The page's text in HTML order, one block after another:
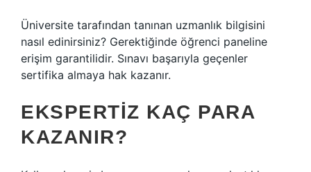
Üniversite tarafından tanınan uzmanlık bilgisini
nasıl edinirsiniz? Gerektiğinde öğrenci paneline
erişim garantilidir. Sınavı başarıyla geçenler
sertifika almaya hak kazanır.
EKSPERTIZ KAÇ PARA
KAZANIR?